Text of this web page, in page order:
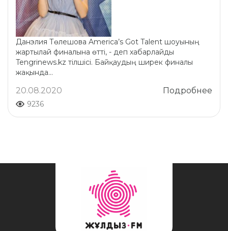
Данэлия Төлешова America’s Got Talent шоуының
жартылай финалына өтті, - деп хабарлайды
Tengrinews.kz тілшісі. Байқаудың ширек финалы
жақында...
Подробнее
20.08.2020
9236